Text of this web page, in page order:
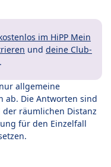
im HiPP Mein
und deine Club-
allgemeine
ab. Die Antworten sind
räumlichen Distanz
für den Einzelfall